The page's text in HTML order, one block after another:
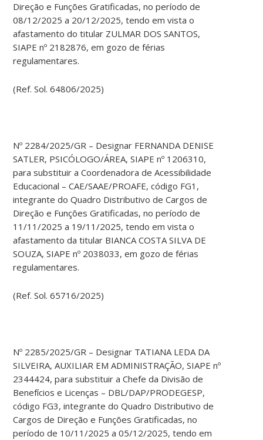
Direção e Funções Gratificadas, no período de
08/12/2025 a 20/12/2025, tendo em vista o
afastamento do titular ZULMAR DOS SANTOS,
SIAPE nº 2182876, em gozo de férias
regulamentares.
(Ref. Sol. 64806/2025)
Nº 2284/2025/GR – Designar FERNANDA DENISE
SATLER, PSICÓLOGO/ÁREA, SIAPE nº 1206310,
para substituir a Coordenadora de Acessibilidade
Educacional – CAE/SAAE/PROAFE, código FG1,
integrante do Quadro Distributivo de Cargos de
Direção e Funções Gratificadas, no período de
11/11/2025 a 19/11/2025, tendo em vista o
afastamento da titular BIANCA COSTA SILVA DE
SOUZA, SIAPE nº 2038033, em gozo de férias
regulamentares.
(Ref. Sol. 65716/2025)
Nº 2285/2025/GR – Designar TATIANA LEDA DA
SILVEIRA, AUXILIAR EM ADMINISTRAÇÃO, SIAPE nº
2344424, para substituir a Chefe da Divisão de
Benefícios e Licenças – DBL/DAP/PRODEGESP,
código FG3, integrante do Quadro Distributivo de
Cargos de Direção e Funções Gratificadas, no
período de 10/11/2025 a 05/12/2025, tendo em